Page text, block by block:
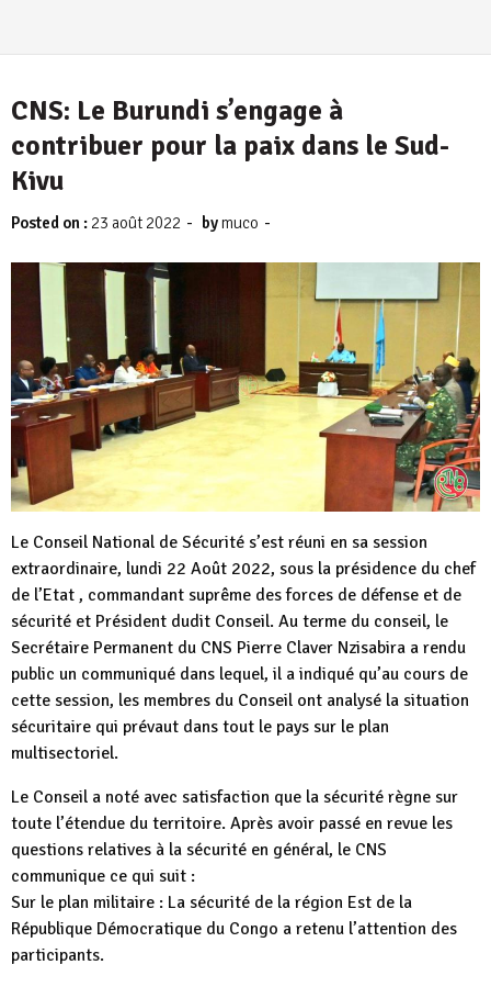
CNS: Le Burundi s’engage à
contribuer pour la paix dans le Sud-
Kivu
Posted on : 23 août 2022 - bymuco -
Le Conseil National de Sécurité s’est réuni en sa session
extraordinaire, lundi 22 Août 2022, sous la présidence du chef
de l’Etat , commandant suprême des forces de défense et de
sécurité et Président dudit Conseil. Au terme du conseil, le
Secrétaire Permanent du CNS Pierre Claver Nzisabira a rendu
public un communiqué dans lequel, il a indiqué qu’au cours de
cette session, les membres du Conseil ont analysé la situation
sécuritaire qui prévaut dans tout le pays sur le plan
multisectoriel.
Le Conseil a noté avec satisfaction que la sécurité règne sur
toute l’étendue du territoire. Après avoir passé en revue les
questions relatives à la sécurité en général, le CNS
communique ce qui suit :
Sur le plan militaire : La sécurité de la région Est de la
République Démocratique du Congo a retenu l’attention des
participants.